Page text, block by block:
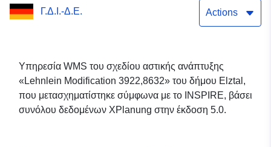
Γ.Δ.Ι.-Δ.Ε. Actions
Υπηρεσία WMS του σχεδίου αστικής ανάπτυξης
«Lehnlein Modification 3922,8632» του δήμου Elztal,
που μετασχηματίστηκε σύμφωνα με το INSPIRE, βάσει
συνόλου δεδομένων XPlanung στην έκδοση 5.0.